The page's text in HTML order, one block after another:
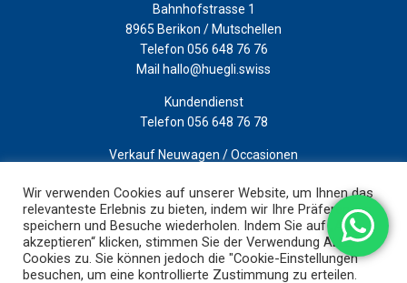
Bahnhofstrasse 1
8965 Berikon / Mutschellen
Telefon 056 648 76 76
Mail hallo@huegli.swiss
Kundendienst
Telefon 056 648 76 78
Verkauf Neuwagen / Occasionen
Copyright © 2025. Alle Rechte vorbehalten Hügli Bahnhofgarage AG.
Full Service Agency
Wir verwenden Cookies auf unserer Website, um Ihnen das
relevanteste Erlebnis zu bieten, indem wir Ihre Präferenzen
speichern und Besuche wiederholen. Indem Sie auf „Alle
akzeptieren“ klicken, stimmen Sie der Verwendung ALLER
Cookies zu. Sie können jedoch die "Cookie-Einstellungen"
besuchen, um eine kontrollierte Zustimmung zu erteilen.